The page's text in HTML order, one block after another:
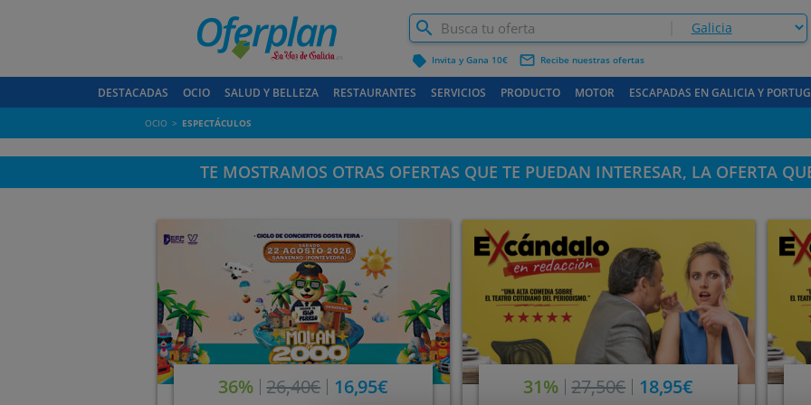
label Invita y Gana 10€ mail_outline Recibe nuestras ofertas
DESTACADAS OCIO SALUD Y BELLEZA RESTAURANTES SERVICIOS PRODUCTO MOTOR ESCAPADAS EN GALICIA Y
OCIO ESPECTÁCULOS
TE MOSTRAMOS OTRAS OFERTAS QUE TE PUEDAN INTERESAR, LA OFERTA
36% 26,40€ 16,95€ 31% 27,50€ 18,95€